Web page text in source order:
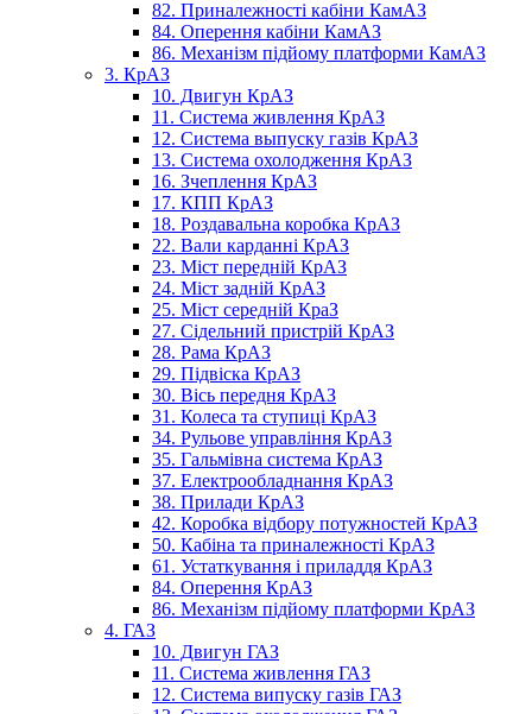
82. Приналежності кабіни КамАЗ
84. Оперення кабіни КамАЗ
86. Механізм підйому платформи КамАЗ
3. КрАЗ
10. Двигун КрАЗ
11. Система живлення КрАЗ
12. Система выпуску газів КрАЗ
13. Система охолодження КрАЗ
16. Зчеплення КрАЗ
17. КПП КрАЗ
18. Роздавальна коробка КрАЗ
22. Вали карданні КрАЗ
23. Міст передній КрАЗ
24. Міст задній КрАЗ
25. Міст середній КраЗ
27. Сідельний пристрій КрАЗ
28. Рама КрАЗ
29. Підвіска КрАЗ
30. Вісь передня КрАЗ
31. Колеса та ступиці КрАЗ
34. Рульове управління КрАЗ
35. Гальмівна система КрАЗ
37. Електрообладнання КрАЗ
38. Прилади КрАЗ
42. Коробка відбору потужностей КрАЗ
50. Кабіна та приналежності КрАЗ
61. Устаткування і приладдя КрАЗ
84. Оперення КрАЗ
86. Механізм підйому платформи КрАЗ
4. ГАЗ
10. Двигун ГАЗ
11. Система живлення ГАЗ
12. Система випуску газів ГАЗ